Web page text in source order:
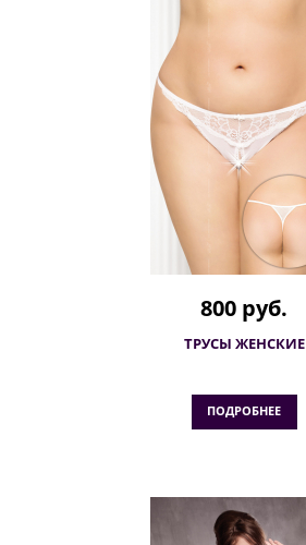
800 руб.
ТРУСЫ ЖЕНСКИЕ
ПОДРОБНЕЕ